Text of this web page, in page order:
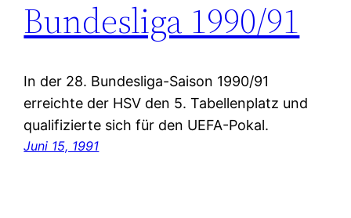
Bundesliga 1990/91
In der 28. Bundesliga-Saison 1990/91
erreichte der HSV den 5. Tabellenplatz und
qualifizierte sich für den UEFA-Pokal.
Juni 15, 1991